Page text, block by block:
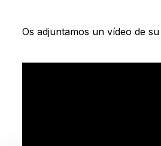
Os adjuntamos un vídeo de